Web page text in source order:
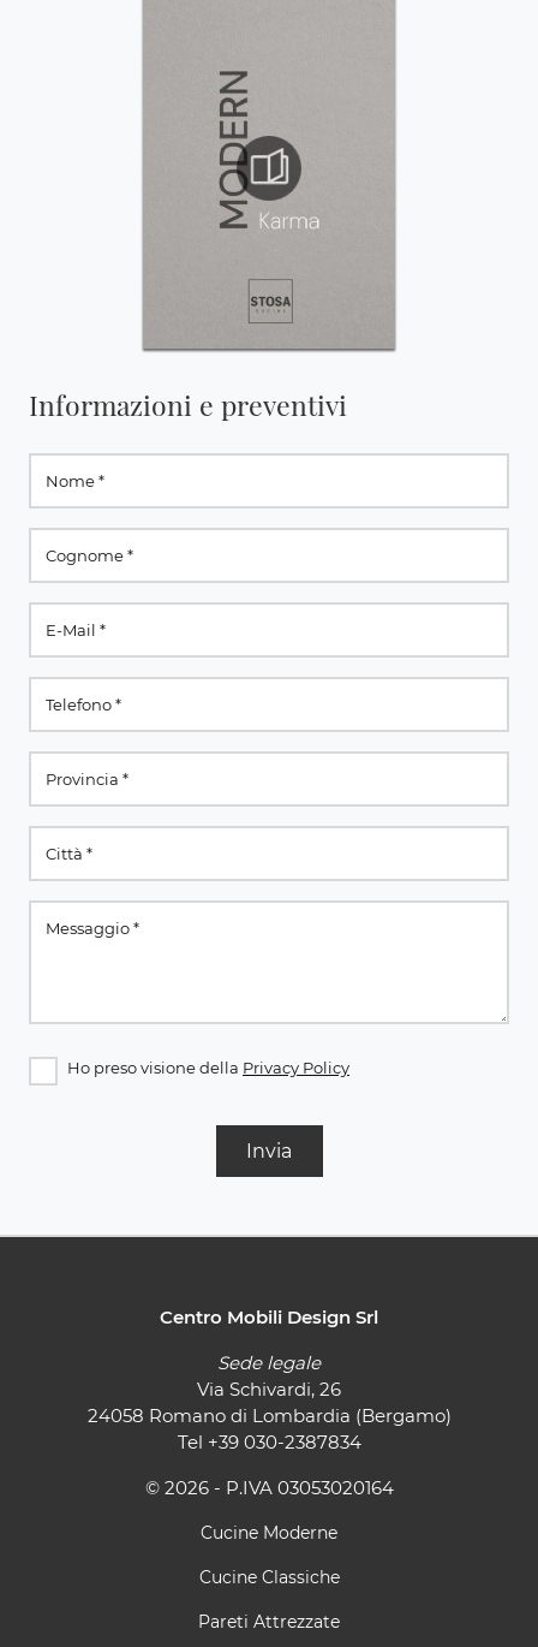
Informazioni e preventivi
Ho preso visione della Privacy Policy
Invia
Centro Mobili Design Srl
Sede legale
Via Schivardi, 26
24058 Romano di Lombardia (Bergamo)
Tel +39 030-2387834
© 2026 - P.IVA 03053020164
Cucine Moderne
Cucine Classiche
Pareti Attrezzate